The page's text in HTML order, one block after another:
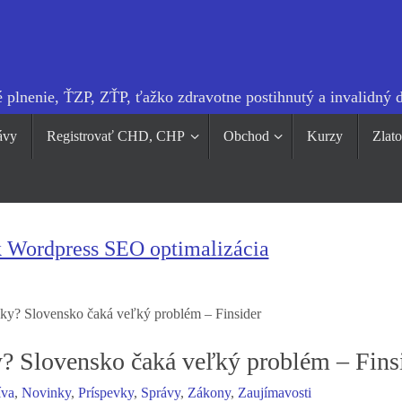
ŤZP, ZŤP, ťažko zdravotne postihnutý a invalidný
Registrovať CHD, CHP Obchod Kurzy Zlato
SEO optimalizácia
Slovensko čaká veľký problém – Finsider
Slovensko čaká veľký problém –
,Novinky,Príspevky, Správy,Zákony,Zaujímavosti